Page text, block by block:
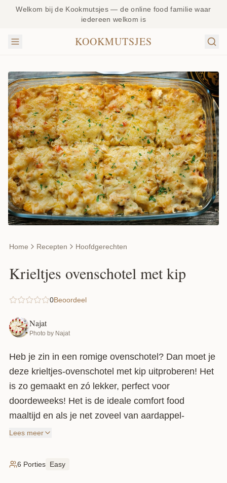
Welkom bij de Kookmutsjes — de online food familie waar
iedereen welkom is
KOOKMUTSJES
Home Recepten Hoofdgerechten
Krieltjes ovenschotel met kip
0Beoordeel
Najat
Photo by Najat
Heb je zin in een romige ovenschotel? Dan moet je
deze krieltjes-ovenschotel met kip uitproberen! Het
is zo gemaakt en zó lekker, perfect voor
doordeweeks! Het is de ideale comfort food
maaltijd en als je net zoveel van aardappel-
recepten houdt als ik, zit je al helemaal goed!
Lees meer
6 Porties Easy